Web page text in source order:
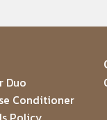
Duo
Conditioner